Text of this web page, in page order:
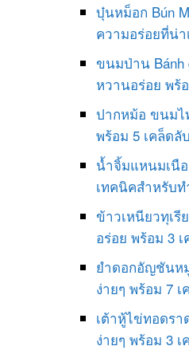
บุ๋นหม็อก Bún
ความอร่อยที่น่า
ขนมป่าน Bánh
หวานอร่อย พร้
ปากหม้อ ขนมไ
พร้อม 5 เคล็ดลั
น้ำจิ้มแหนมเนื
เทคนิคสำหรับ
ข้าวเหนียวทุเ
อร่อย พร้อม 3
ยำดอกอัญชันห
ง่ายๆ พร้อม 7
เต้าหู้ไข่ทอดร
ง่ายๆ พร้อม 3